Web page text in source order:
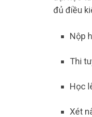
đủ điều
Nộp
Thi
Học
Xét